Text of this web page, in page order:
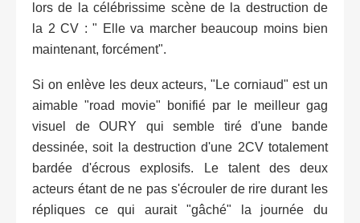
lors de la célébrissime scène de la destruction de
la 2 CV : " Elle va marcher beaucoup moins bien
maintenant, forcément".
Si on enlève les deux acteurs, "Le corniaud" est un
aimable "road movie" bonifié par le meilleur gag
visuel de OURY qui semble tiré d'une bande
dessinée, soit la destruction d'une 2CV totalement
bardée d'écrous explosifs. Le talent des deux
acteurs étant de ne pas s'écrouler de rire durant les
répliques ce qui aurait "gâché" la journée du